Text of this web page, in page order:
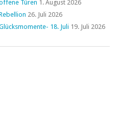
Türen 1. August 2026
26. Juli 2026
18. Juli 19. Juli 2026